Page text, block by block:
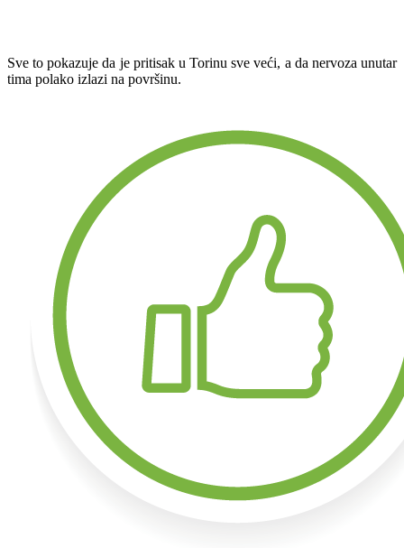
Sve to pokazuje da je pritisak u Torinu sve veći, a da nervoza unutar
tima polako izlazi na površinu.